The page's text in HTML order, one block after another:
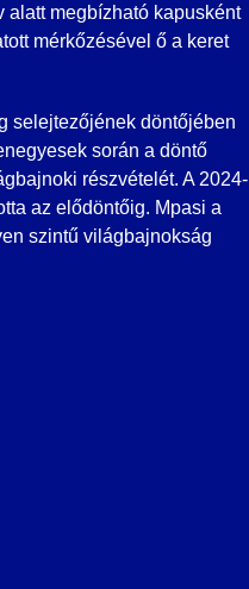
alatt megbízható kapusként
mérkőzésével ő a keret
selejtezőjének döntőjében
során a döntő
részvételét. A 2024-
az elődöntőig. Mpasi a
szintű világbajnokság